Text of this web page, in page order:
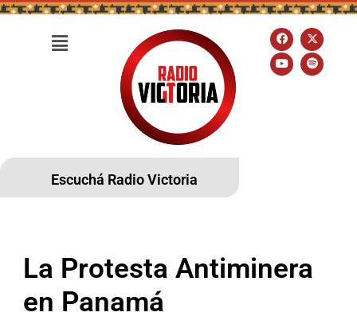
Escuchá Radio Victoria
La Protesta Antiminera
en Panamá